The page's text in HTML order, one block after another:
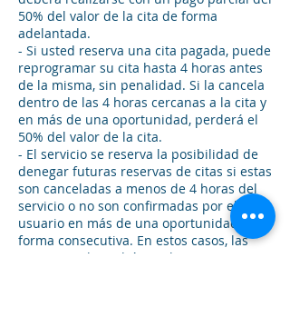
50% del valor de la cita de forma
adelantada.
- Si usted reserva una cita pagada, puede
reprogramar su cita hasta 4 horas antes
de la misma, sin penalidad. Si la cancela
dentro de las 4 horas cercanas a la cita y
en más de una oportunidad, perderá el
50% del valor de la cita.
- El servicio se reserva la posibilidad de
denegar futuras reservas de citas si estas
son canceladas a menos de 4 horas del
servicio o no son confirmadas por el
usuario en más de una oportunidad y de
forma consecutiva. En estos casos, las
reservas solo podrán realizarse si se